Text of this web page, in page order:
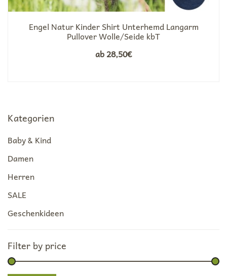
Engel Natur Kinder Shirt Unterhemd Langarm
Pullover Wolle/Seide kbT
ab28,50€
Kategorien
Baby & Kind
Damen
Herren
SALE
Geschenkideen
Filter by price